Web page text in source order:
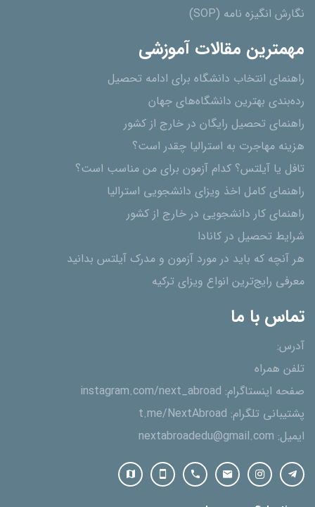
نگارش انگیزه نامه (SOP)
مهمترین مقالات آموزشی
راهنمای انتخاب دانشگاه برای ادامه تحصیل
رده‌بندی بهترین دانشگاه‌های جهان
راهنمای تحصیل رایگان در خارج از کشور
هزینه مهاجرت به استرالیا چقدر است؟
تافل یا آیلتس؟ کدام آزمون برای من مناسب است؟
راهنمای کامل اخذ ویزای دانشجویی استرالیا
راهنمای کار دانشجویی در خارج از کشور
شرایط تحصیل در کانادا
هر آنچه که باید در مورد آزمون و مدرک آیلتس بدانید
معرفی رایج‌ترین انواع ویزای ترکیه
تماس با ما
آدرس:
تلفن همراه
صفحه اینستاگرام: instagram.com/next_abroad
پشتیبانی تلگرام: t.me/NextAbroad
ایمیل: nextabroadedu@gmail.com